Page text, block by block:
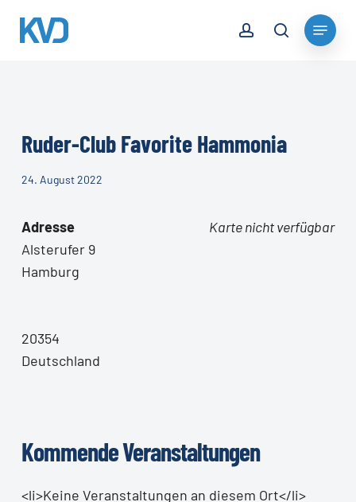
search
Menu
Ruder-Club Favorite Hammonia
24. August 2022
Karte nicht verfügbar
Adresse
Alsterufer 9
Hamburg
20354
Deutschland
Kommende Veranstaltungen
<li>Keine Veranstaltungen an diesem Ort</li>
Close